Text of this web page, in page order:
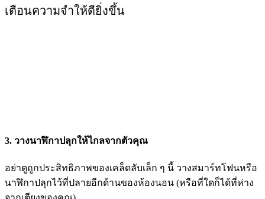
เตือนความจำให้ดียิ่งขึ้น
3. วางนาฬิกาปลุกให้ไกลจากตัวคุณ
อย่าดูถูกประสิทธิภาพของเคล็ดลับเล็ก ๆ นี้ วางสมาร์ทโฟนหรือ
นาฬิกาปลุกไว้ที่ปลายอีกด้านของห้องนอน (หรือที่ใดก็ได้ที่ห่าง